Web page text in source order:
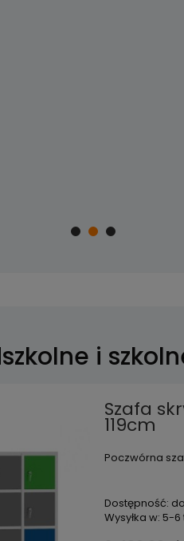
i
Szafa
119cm
Poczwórna
Dostępność:
Wysyłka w: 5-6